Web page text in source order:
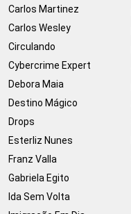
Carlos Martinez
Carlos Wesley
Circulando
Cybercrime Expert
Debora Maia
Destino Mágico
Drops
Esterliz Nunes
Franz Valla
Gabriela Egito
Ida Sem Volta